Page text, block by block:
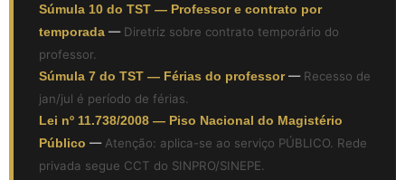
Súmula 10 do TST — Professor e contrato por
temporada — Diretriz sobre contrato temporário do
professor.
Súmula 7 do TST — Férias do professor— Recesso de
jan/jul é período de férias.
Lei nº 11.738/2008 — Piso Nacional do Magistério
Público — Atenção: aplica-se ao serviço PÚBLICO. Rede
privada segue CCT do SINPRO/SINEPE.